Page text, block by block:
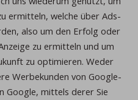
ermitteln, welche über Ads-
also um den Erfolg oder
zu ermitteln und um
zu optimieren. Weder
Werbekunden von Google-
Google, mittels derer Sie